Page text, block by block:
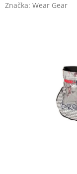
Značka: Wear Gear